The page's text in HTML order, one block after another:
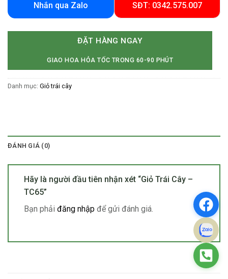
Nhắn qua Zalo SĐT: 0342.575.007
ĐẶT HÀNG NGAY
GIAO HOA HỎA TỐC TRONG 60-90 PHÚT
Danh mục: Giỏ trái cây
ĐÁNH GIÁ (0)
Hãy là người đầu tiên nhận xét “Giỏ Trái Cây –
TC65”
Bạn phải đăng nhập để gửi đánh giá.